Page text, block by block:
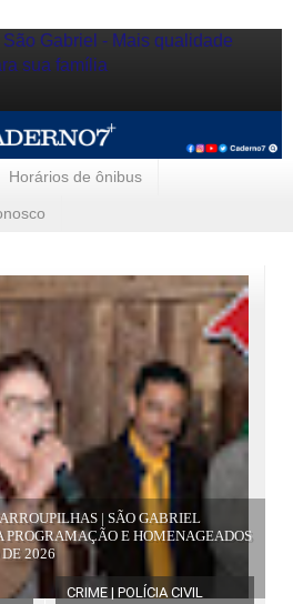
Horários de ônibus
| SÃO GABRIEL
PROGRAMAÇÃO E HOMENAGEADOS
2026
CRIME | POLÍCIA CIVIL